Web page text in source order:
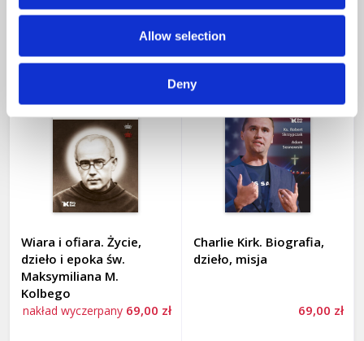
Allow selection
Deny
Wiara i ofiara. Życie,
dzieło i epoka św.
Maksymiliana M.
Kolbego
nakład wyczerpany 69,00 zł
Charlie Kirk. Biografia,
dzieło, misja
69,00 zł